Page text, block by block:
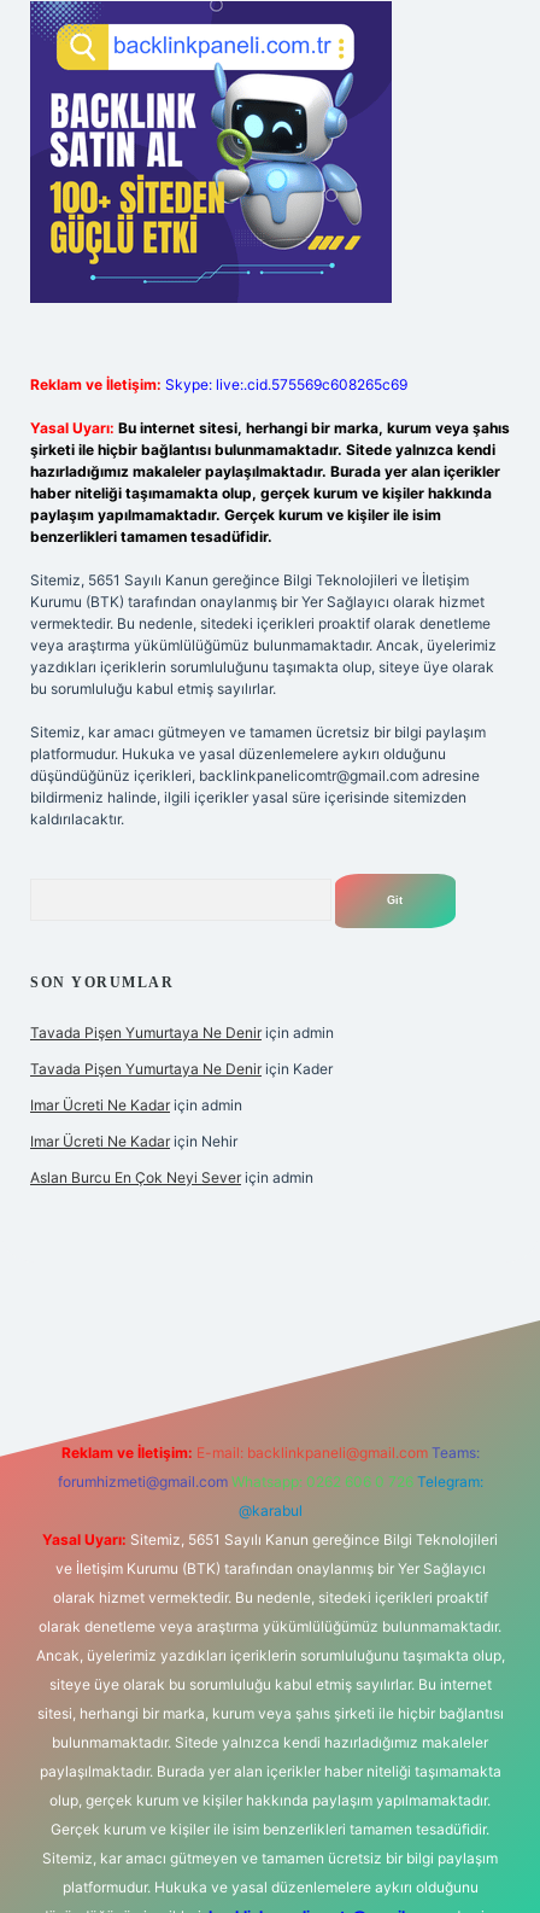
Reklam ve İletişim: Skype: live:.cid.575569c608265c69
Yasal Uyarı: Bu internet sitesi, herhangi bir marka, kurum veya şahıs
şirketi ile hiçbir bağlantısı bulunmamaktadır. Sitede yalnızca kendi
hazırladığımız makaleler paylaşılmaktadır. Burada yer alan içerikler
haber niteliği taşımamakta olup, gerçek kurum ve kişiler hakkında
paylaşım yapılmamaktadır. Gerçek kurum ve kişiler ile isim
benzerlikleri tamamen tesadüfidir.
Sitemiz, 5651 Sayılı Kanun gereğince Bilgi Teknolojileri ve İletişim
Kurumu (BTK) tarafından onaylanmış bir Yer Sağlayıcı olarak hizmet
vermektedir. Bu nedenle, sitedeki içerikleri proaktif olarak denetleme
veya araştırma yükümlülüğümüz bulunmamaktadır. Ancak, üyelerimiz
yazdıkları içeriklerin sorumluluğunu taşımakta olup, siteye üye olarak
bu sorumluluğu kabul etmiş sayılırlar.
Sitemiz, kar amacı gütmeyen ve tamamen ücretsiz bir bilgi paylaşım
platformudur. Hukuka ve yasal düzenlemelere aykırı olduğunu
düşündüğünüz içerikleri, backlinkpanelicomtr@gmail.com adresine
bildirmeniz halinde, ilgili içerikler yasal süre içerisinde sitemizden
kaldırılacaktır.
SON YORUMLAR
Tavada Pişen Yumurtaya Ne Denir için admin
Tavada Pişen Yumurtaya Ne Denir için Kader
Imar Ücreti Ne Kadar için admin
Imar Ücreti Ne Kadar için Nehir
Aslan Burcu En Çok Neyi Sever için admin
elexbetgiris.org
Reklam ve İletişim: E-mail: backlinkpaneli@gmail.com Teams:
forumhizmeti@gmail.com Whatsapp: 0262 606 0 726 Telegram:
@karabul
Yasal Uyarı: Sitemiz, 5651 Sayılı Kanun gereğince Bilgi Teknolojileri
ve İletişim Kurumu (BTK) tarafından onaylanmış bir Yer Sağlayıcı
olarak hizmet vermektedir. Bu nedenle, sitedeki içerikleri proaktif
olarak denetleme veya araştırma yükümlülüğümüz bulunmamaktadır.
Ancak, üyelerimiz yazdıkları içeriklerin sorumluluğunu taşımakta olup,
siteye üye olarak bu sorumluluğu kabul etmiş sayılırlar. Bu internet
sitesi, herhangi bir marka, kurum veya şahıs şirketi ile hiçbir bağlantısı
bulunmamaktadır. Sitede yalnızca kendi hazırladığımız makaleler
paylaşılmaktadır. Burada yer alan içerikler haber niteliği taşımamakta
olup, gerçek kurum ve kişiler hakkında paylaşım yapılmamaktadır.
Gerçek kurum ve kişiler ile isim benzerlikleri tamamen tesadüfidir.
Sitemiz, kar amacı gütmeyen ve tamamen ücretsiz bir bilgi paylaşım
platformudur. Hukuka ve yasal düzenlemelere aykırı olduğunu